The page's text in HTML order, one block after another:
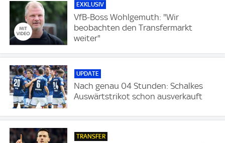
EXKLUSIV
VfB-Boss Wohlgemuth: "Wir
beobachten den Transfermarkt
weiter"
UPDATE
Nach genau 04 Stunden: Schalkes
Auswärtstrikot schon ausverkauft
TRANSFER